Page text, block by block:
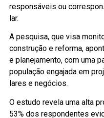
responsáveis ou
lar.
A pesquisa, que visa
construção e reforma,
e planejamento, com uma
população engajada em
lares e negócios.
O estudo revela uma alta
53% dos respondentes